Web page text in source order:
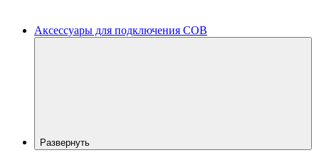
Аксессуары для подключения COB
Развернуть